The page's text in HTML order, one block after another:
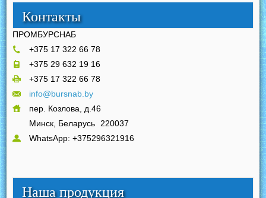
Контакты
ПРОМБУРСНАБ
+375 17 322 66 78
+375 29 632 19 16
+375 17 322 66 78
info@bursnab.by
пер. Козлова, д.46
Минск, Беларусь 220037
WhatsApp: +375296321916
Наша продукция